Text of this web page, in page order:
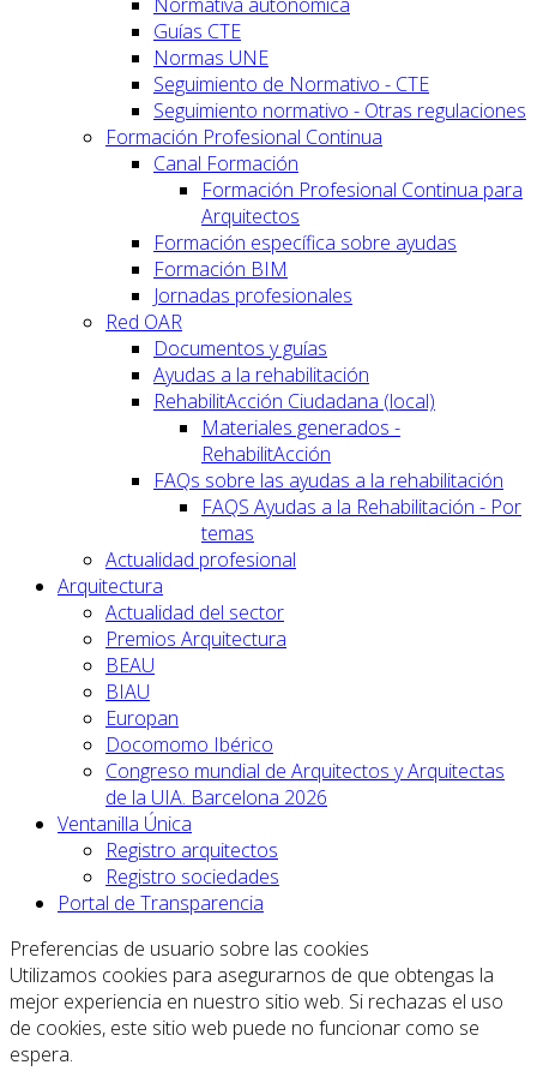
Guías CTE
Normas UNE
Seguimiento de Normativo - CTE
Seguimiento normativo - Otras regulaciones
Formación Profesional Continua
Canal Formación
Formación Profesional Continua para
Arquitectos
Formación específica sobre ayudas
Formación BIM
Jornadas profesionales
Red OAR
Documentos y guías
Ayudas a la rehabilitación
RehabilitAcción Ciudadana (local)
Materiales generados -
RehabilitAcción
FAQs sobre las ayudas a la rehabilitación
FAQS Ayudas a la Rehabilitación - Por
temas
Actualidad profesional
Arquitectura
Actualidad del sector
Premios Arquitectura
BEAU
BIAU
Europan
Docomomo Ibérico
Congreso mundial de Arquitectos y Arquitectas
de la UIA. Barcelona 2026
Ventanilla Única
Registro arquitectos
Registro sociedades
Portal de Transparencia
Preferencias de usuario sobre las cookies
Utilizamos cookies para asegurarnos de que obtengas la
mejor experiencia en nuestro sitio web. Si rechazas el uso
de cookies, este sitio web puede no funcionar como se
espera.